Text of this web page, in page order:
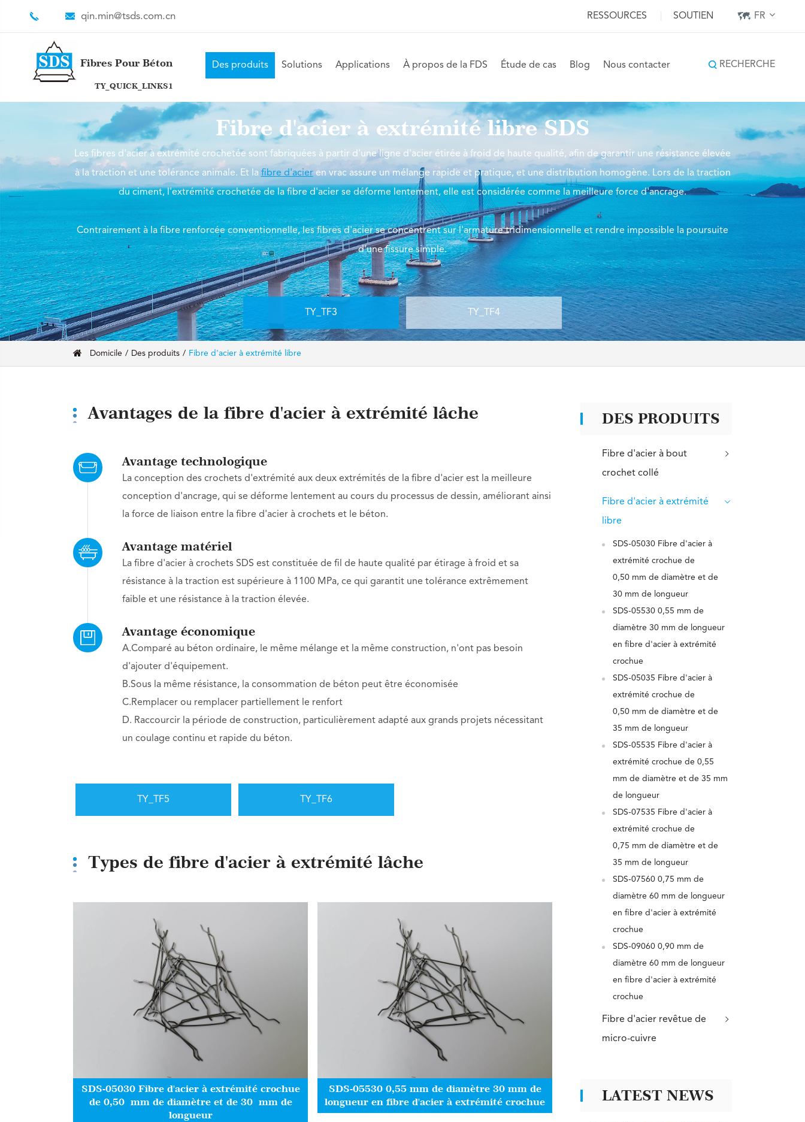
qin.min@tsds.com.cn RESSOURCES SOUTIEN FR
Fibres Pour Béton
TY_QUICK_LINKS1
Des produits Solutions Applications À propos de la FDS Étude de cas Blog Nous contacter RECHERCHE
Fibre d'acier à extrémité libre SDS
Les fibres d'acier à extrémité crochetée sont fabriquées à partir d'une ligne d'acier étirée à froid de haute qualité, afin de garantir une résistance élevée
à la traction et une tolérance animale. Et la fibre d'acieren vrac assure un mélange rapide et pratique, et une distribution homogène. Lors de la traction
du ciment, l'extrémité crochetée de la fibre d'acier se déforme lentement, elle est considérée comme la meilleure force d'ancrage.
Contrairement à la fibre renforcée conventionnelle, les fibres d'acier se concentrent sur l'armature tridimensionnelle et rendre impossible la poursuite
d'une fissure simple.
TY_TF3 TY_TF4
Domicile Des produits Fibre d'acier à extrémité libre
Avantages de la fibre d'acier à extrémité lâche
Avantage technologique
La conception des crochets d'extrémité aux deux extrémités de la fibre d'acier est la meilleure
conception d'ancrage, qui se déforme lentement au cours du processus de dessin, améliorant ainsi
la force de liaison entre la fibre d'acier à crochets et le béton.
Avantage matériel
La fibre d'acier à crochets SDS est constituée de fil de haute qualité par étirage à froid et sa
résistance à la traction est supérieure à 1100 MPa, ce qui garantit une tolérance extrêmement
faible et une résistance à la traction élevée.
Avantage économique
A.Comparé au béton ordinaire, le même mélange et la même construction, n'ont pas besoin
d'ajouter d'équipement.
B.Sous la même résistance, la consommation de béton peut être économisée
C.Remplacer ou remplacer partiellement le renfort
D. Raccourcir la période de construction, particulièrement adapté aux grands projets nécessitant
un coulage continu et rapide du béton.
TY_TF5 TY_TF6
Types de fibre d'acier à extrémité lâche
SDS-05030 Fibre d'acier à extrémité crochue
de 0,50 mm de diamètre et de 30 mm de
longueur
SDS-05530 0,55 mm de diamètre 30 mm de
longueur en fibre d'acier à extrémité crochue
DES PRODUITS
Fibre d'acier à bout
crochet collé
Fibre d'acier à extrémité
libre
SDS-05030 Fibre d'acier à
extrémité crochue de
0,50 mm de diamètre et de
30 mm de longueur
SDS-05530 0,55 mm de
diamètre 30 mm de longueur
en fibre d'acier à extrémité
crochue
SDS-05035 Fibre d'acier à
extrémité crochue de
0,50 mm de diamètre et de
35 mm de longueur
SDS-05535 Fibre d'acier à
extrémité crochue de 0,55
mm de diamètre et de 35 mm
de longueur
SDS-07535 Fibre d'acier à
extrémité crochue de
0,75 mm de diamètre et de
35 mm de longueur
SDS-07560 0,75 mm de
diamètre 60 mm de longueur
en fibre d'acier à extrémité
crochue
SDS-09060 0,90 mm de
diamètre 60 mm de longueur
en fibre d'acier à extrémité
crochue
Fibre d'acier revêtue de
micro-cuivre
LATEST NEWS